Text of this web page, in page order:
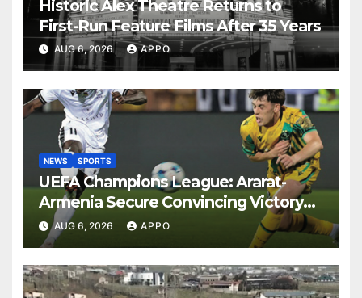
Historic Alex Theatre Returns to
First-Run Feature Films After 35 Years
AUG 6, 2026 APPO
NEWS SPORTS
UEFA Champions League: Ararat-
Armenia Secure Convincing Victory
Over Shamrock Rovers 2-0
AUG 6, 2026 APPO